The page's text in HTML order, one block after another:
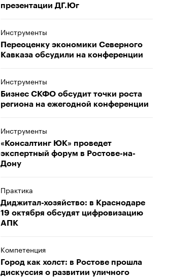
презентации ДГ.Юг
Инструменты
​​​​​​​Переоценку экономики Северного
Кавказа обсудили на конференции
Инструменты
​​​​​​​Бизнес СКФО обсудит точки роста
региона на ежегодной конференции
Инструменты
«Консалтинг ЮК» проведет
экспертный форум в Ростове-на-
Дону
Практика
Диджитал-хозяйство: в Краснодаре
19 октября обсудят цифровизацию
АПК
Компетенция
Город как холст: в Ростове прошла
дискуссия о развитии уличного